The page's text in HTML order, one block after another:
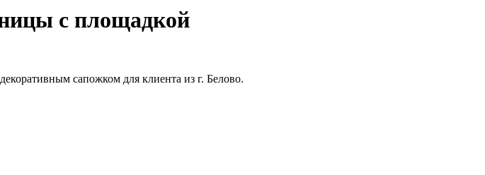
с площадкой
сапожком для клиента из г. Белово.